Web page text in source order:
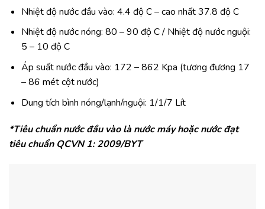
Nhiệt độ nước đầu vào: 4.4 độ C – cao nhất 37.8 độ C
Nhiệt độ nước nóng: 80 – 90 độ C / Nhiệt độ nước nguội:
5 – 10 độ C
Áp suất nước đầu vào: 172 – 862 Kpa (tương đương 17
– 86 mét cột nước)
Dung tích bình nóng/lạnh/nguội: 1/1/7 Lít
*Tiêu chuẩn nước đầu vào là nước máy hoặc nước đạt
tiêu chuẩn QCVN 1: 2009/BYT